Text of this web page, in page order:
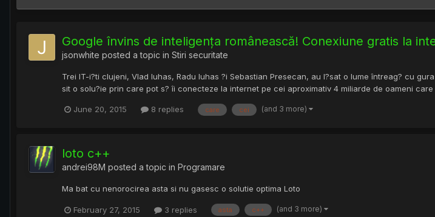
Google învins de inteligența românească! Conexiune gratis la
jsonwhite posted a topic in Stiri securitate
Trei IT-i?ti clujeni, Vlad Iuhas, Radu Iuhas ?i Sebastian Presecan, au l?sat o lume întreag? cu
sit o solu?ie prin care pot s? îi conecteze la internet pe cei aproximativ 4 miliarde de oameni care
June 20, 2015 8 replies care cei (and 3 more)
loto c++
andrei98M posted a topic in Programare
Ma bat cu nenorocirea asta si nu gasesc o solutie optima Loto
February 27, 2015 3 replies asta c++ (and 3 more)